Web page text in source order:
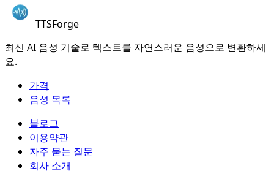
TTSForge
최신 AI 음성 기술로 텍스트를 자연스러운 음성으로 변환하세
요.
가격
음성 목록
블로그
이용약관
자주 묻는 질문
회사 소개